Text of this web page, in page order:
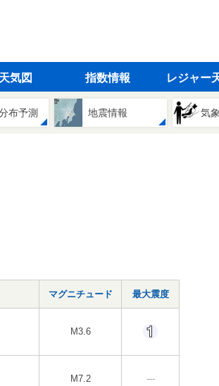
天気図 指数情報 レジャー
布予測 地震情報 気
マグニチュード 最大震度
M3.6
M7.2 ---